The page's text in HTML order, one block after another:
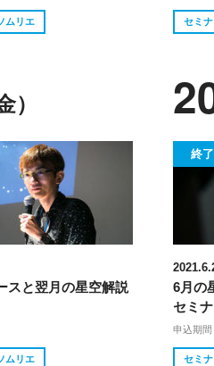
ムリエ セミ
）
スと翌月の星空解説
ムリエ
終
6月の
セミ
申込期間
セミ